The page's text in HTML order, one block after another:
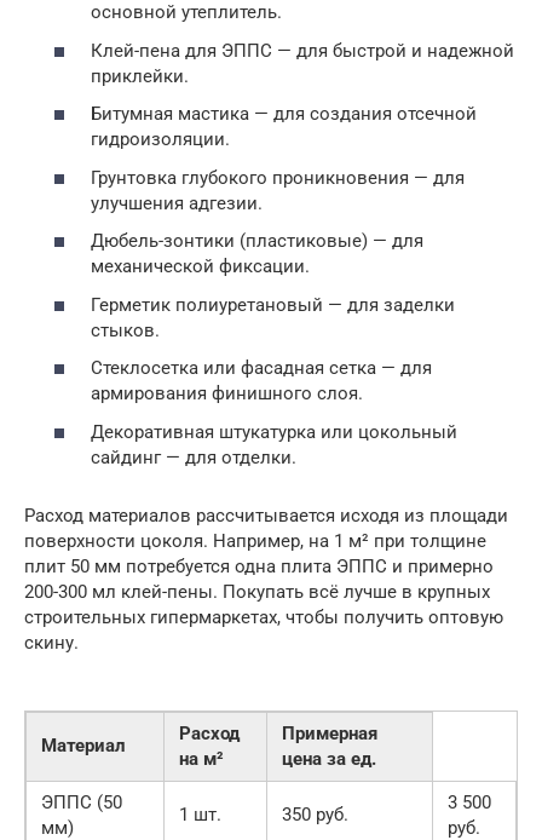
основной утеплитель.
Клей-пена для ЭППС — для быстрой и надежной
приклейки.
Битумная мастика — для создания отсечной
гидроизоляции.
Грунтовка глубокого проникновения — для
улучшения адгезии.
Дюбель-зонтики (пластиковые) — для
механической фиксации.
Герметик полиуретановый — для заделки
стыков.
Стеклосетка или фасадная сетка — для
армирования финишного слоя.
Декоративная штукатурка или цокольный
сайдинг — для отделки.
Расход материалов рассчитывается исходя из площади
поверхности цоколя. Например, на 1 м² при толщине
плит 50 мм потребуется одна плита ЭППС и примерно
200-300 мл клей-пены. Покупать всё лучше в крупных
строительных гипермаркетах, чтобы получить оптовую
скину.
Материал
Расход
на м²
Примерная
цена за ед.
ЭППС (50
мм)
1 шт. 350 руб.
3 500
руб.